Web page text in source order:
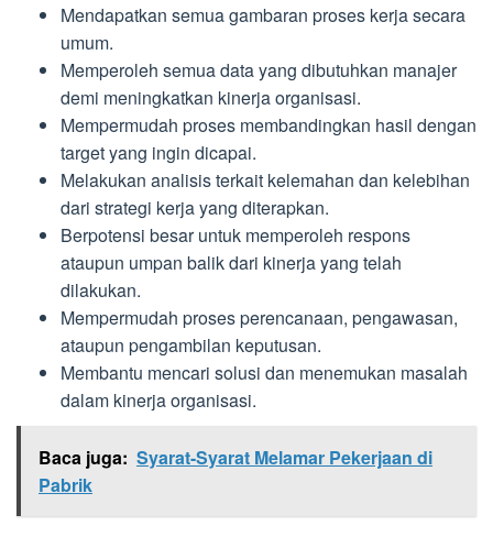
Mendapatkan semua gambaran proses kerja secara
umum.
Memperoleh semua data yang dibutuhkan manajer
demi meningkatkan kinerja organisasi.
Mempermudah proses membandingkan hasil dengan
target yang ingin dicapai.
Melakukan analisis terkait kelemahan dan kelebihan
dari strategi kerja yang diterapkan.
Berpotensi besar untuk memperoleh respons
ataupun umpan balik dari kinerja yang telah
dilakukan.
Mempermudah proses perencanaan, pengawasan,
ataupun pengambilan keputusan.
Membantu mencari solusi dan menemukan masalah
dalam kinerja organisasi.
Baca juga: Syarat-Syarat Melamar Pekerjaan di
Pabrik